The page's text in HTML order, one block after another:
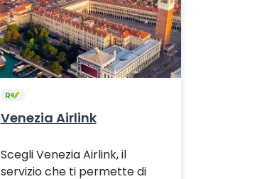
Venezia Airlink
Scegli Venezia Airlink, il
servizio che ti permette di